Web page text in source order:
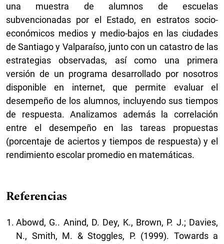
una muestra de alumnos de escuelas
subvencionadas por el Estado, en estratos socio-
económicos medios y medio-bajos en las ciudades
de Santiago y Valparaíso, junto con un catastro de las
estrategias observadas, así como una primera
versión de un programa desarrollado por nosotros
disponible en internet, que permite evaluar el
desempeño de los alumnos, incluyendo sus tiempos
de respuesta. Analizamos además la correlación
entre el desempeño en las tareas propuestas
(porcentaje de aciertos y tiempos de respuesta) y el
rendimiento escolar promedio en matemáticas.
Referencias
Abowd, G.. Anind, D. Dey, K., Brown, P. J.; Davies,
N., Smith, M. & Stoggles, P. (1999). Towards a